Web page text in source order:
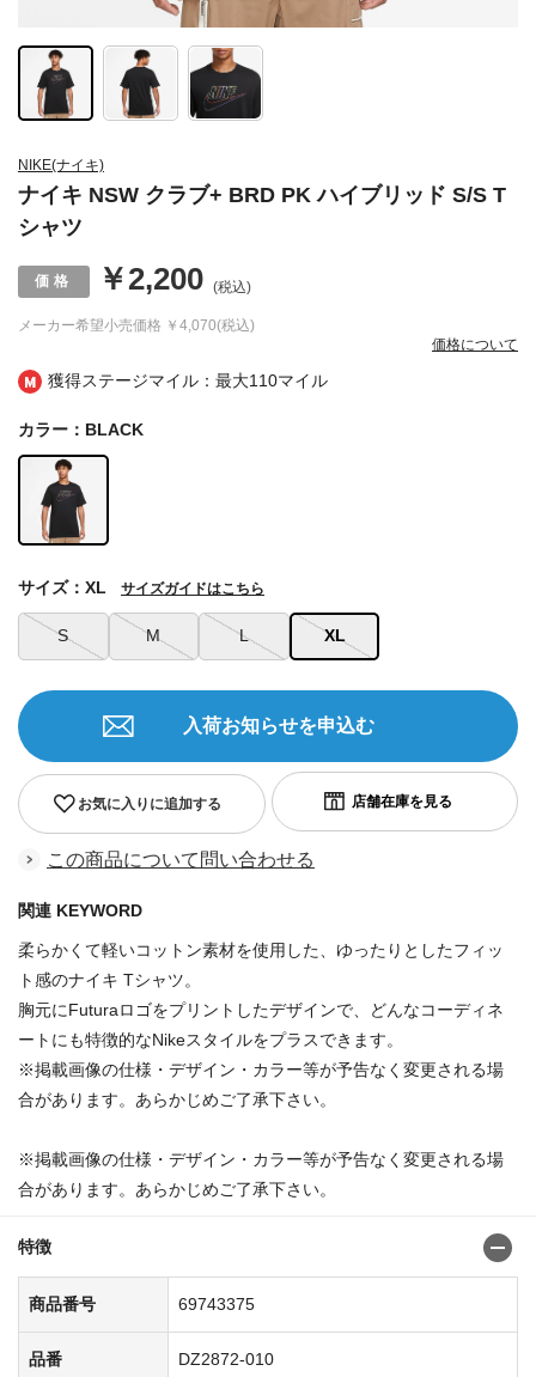
獲得ステージマイル：最大110マイル
NIKE(ナイキ)
ナイキ NSW クラブ+ BRD PK ハイブリッド S/S T
シャツ
メーカー希望小売価格 ￥4,070(税込)
￥2,200 (税込)
価格について
カラー：BLACK
S M L XL
サイズ：XL サイズガイドはこちら
お気に入りに追加する
入荷お知らせを申込む
この商品について問い合わせる
関連 KEYWORD
柔らかくて軽いコットン素材を使用した、ゆったりとしたフィッ
ト感のナイキ Tシャツ。
胸元にFuturaロゴをプリントしたデザインで、どんなコーディネ
ートにも特徴的なNikeスタイルをプラスできます。
※掲載画像の仕様・デザイン・カラー等が予告なく変更される場
合があります。あらかじめご了承下さい。
※掲載画像の仕様・デザイン・カラー等が予告なく変更される場
合があります。あらかじめご了承下さい。
特徴
商品番号 69743375
品番 DZ2872-010